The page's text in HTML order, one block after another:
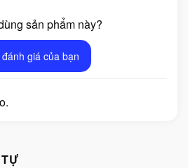
sản phẩm này?
giá của bạn